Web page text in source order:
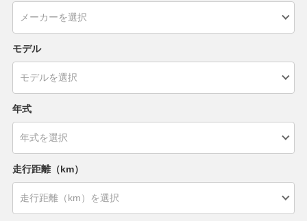
モデル
年式
走行距離（km）